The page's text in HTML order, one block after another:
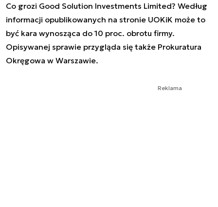
Co grozi Good Solution Investments Limited? Według
informacji opublikowanych na stronie UOKiK może to
być kara wynosząca do 10 proc. obrotu firmy.
Opisywanej sprawie przygląda się także Prokuratura
Okręgowa w Warszawie.
Reklama